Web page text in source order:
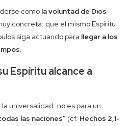
como la voluntad de Dios
concreta: que el mismo Espíritu
siga actuando para llegar a los
.
Espíritu alcance a
universalidad: no es para un
las naciones” (cf. Hechos 2,1-